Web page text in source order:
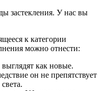
застекления. У нас вы
к категории
можно отнести:
как новые.
он не препятствует